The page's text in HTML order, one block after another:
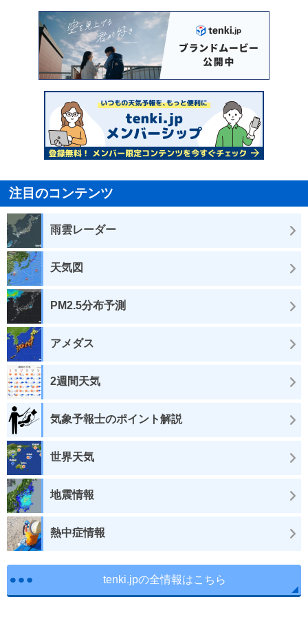
注目のコンテンツ
雨雲レーダー
天気図
PM2.5分布予測
アメダス
2週間天気
気象予報士のポイント解説
世界天気
地震情報
熱中症情報
tenki.jpの全情報はこちら